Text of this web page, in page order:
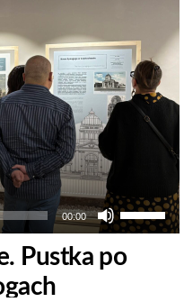
00:00
Używaj
strzałek
do
Pustka po